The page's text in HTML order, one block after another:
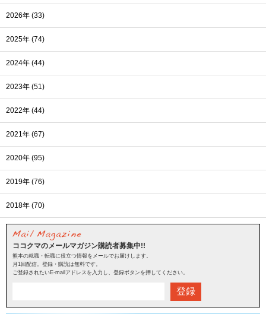
2026年 (33)
2025年 (74)
2024年 (44)
2023年 (51)
2022年 (44)
2021年 (67)
2020年 (95)
2019年 (76)
2018年 (70)
ココクマのメールマガジン購読者募集中!!
熊本の就職・転職に役立つ情報をメールでお届けします。
月1回配信。登録・購読は無料です。
ご登録されたいE-mailアドレスを入力し、登録ボタンを押してください。
登録